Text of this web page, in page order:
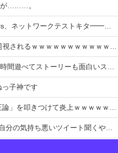
が………。
トワークテストキタ━━━━(゜∀゜)━━━━!!
されるｗｗｗｗｗｗｗｗｗｗｗｗｗ
リーも面白いスタバレの上位互換だとまじで好評
子神です
を叩きつけて炎上ｗｗｗｗｗｗｗｗ
ト聞くやつやってるのかなって思ったら相手鴨神やんけ
1500円、ガチで美味そうｗｗｗ